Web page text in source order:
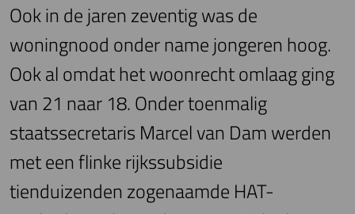
Ook in de jaren zeventig was de
woningnood onder name jongeren hoog.
Ook al omdat het woonrecht omlaag ging
van 21 naar 18. Onder toenmalig
staatssecretaris Marcel van Dam werden
met een flinke rijkssubsidie
tienduizenden zogenaamde HAT-